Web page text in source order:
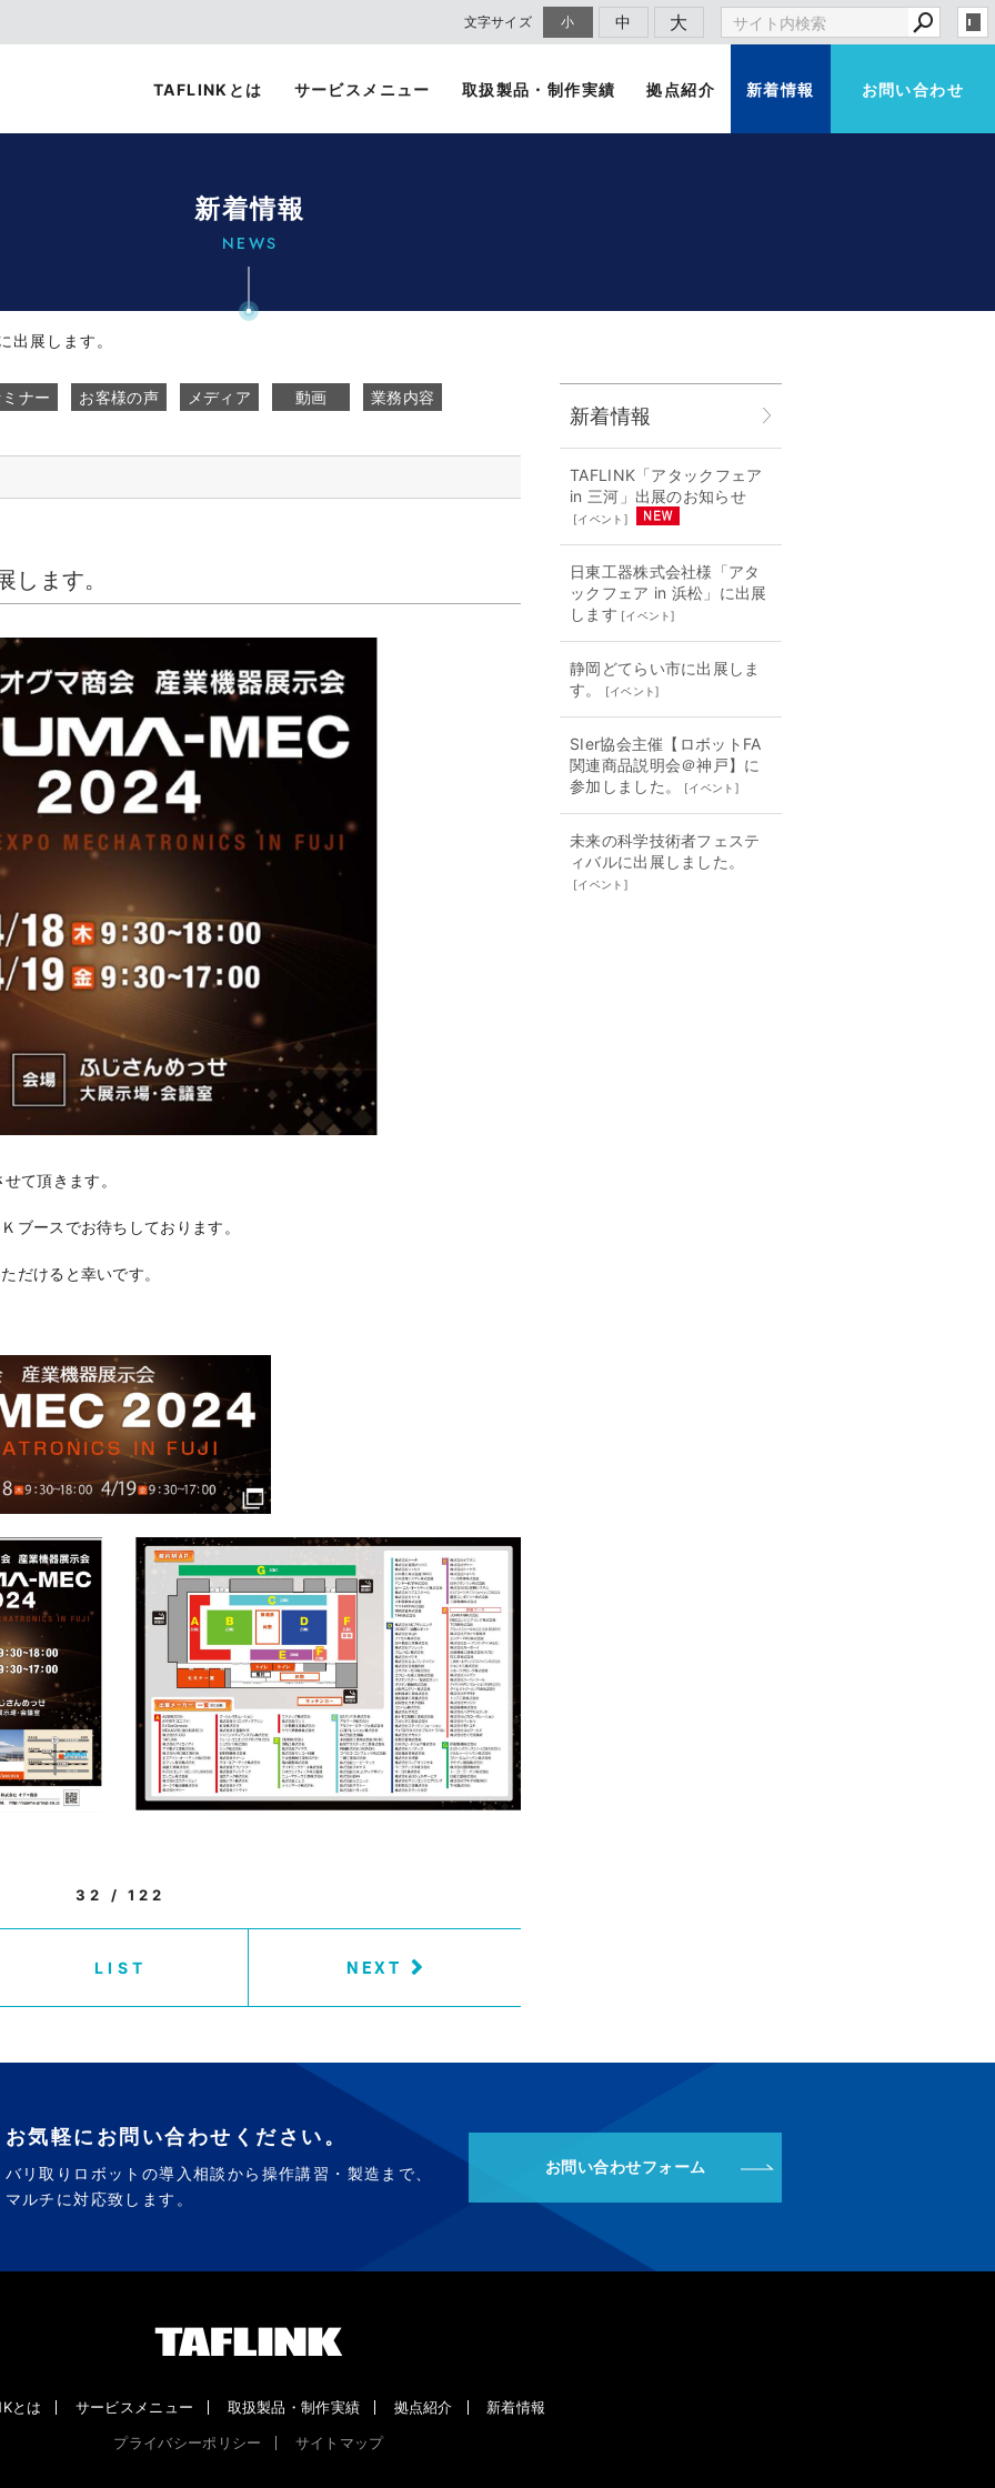
文字サイズ 小 中 大
TAFLINKとは サービスメニュー 取扱製品・制作実績 拠点紹介 新着情報 お問い合わせ
新着情報
NEWS
展します。
ナー お客様の声 メディア 動画 業務内容
ます。
て頂きます。
ブースでお待ちしております。
だけると幸いです。
32 / 122
LIST NEXT
新着情報
TAFLINK「アタックフェア
in 三河」出展のお知らせ
[イベント ]
日東工器株式会社様「アタ
ックフェア in 浜松」に出展
します [イベント]
静岡どてらい市に出展しま
す。
[イベント]
SIer協会主催【ロボットFA
関連商品説明会＠神戸】に
参加しました。
[イベント ]
未来の科学技術者フェステ
ィバルに出展しました。
[イベント ]
お気軽にお問い合わせください。
バリ取りロボットの導入相談から操作講習・製造まで、
マルチに対応致します。
お問い合わせフォーム
とは サービスメニュー 取扱製品・制作実績 拠点紹介
新着情報
プライバシーポリシー
サイトマップ